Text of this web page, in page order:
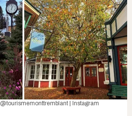
@tourismemonttremblant | Instagram